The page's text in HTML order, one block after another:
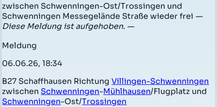
zwischen Schwenningen-Ost/Trossingen und
Schwenningen Messegelände Straße wieder frei —
Diese Meldung ist aufgehoben. —
Meldung
06.06.26, 18:34
B27 Schaffhausen RichtungVillingen-Schwenningen
zwischen Schwenningen-Mühlhausen/Flugplatz und
Schwenningen-Ost/Trossingen